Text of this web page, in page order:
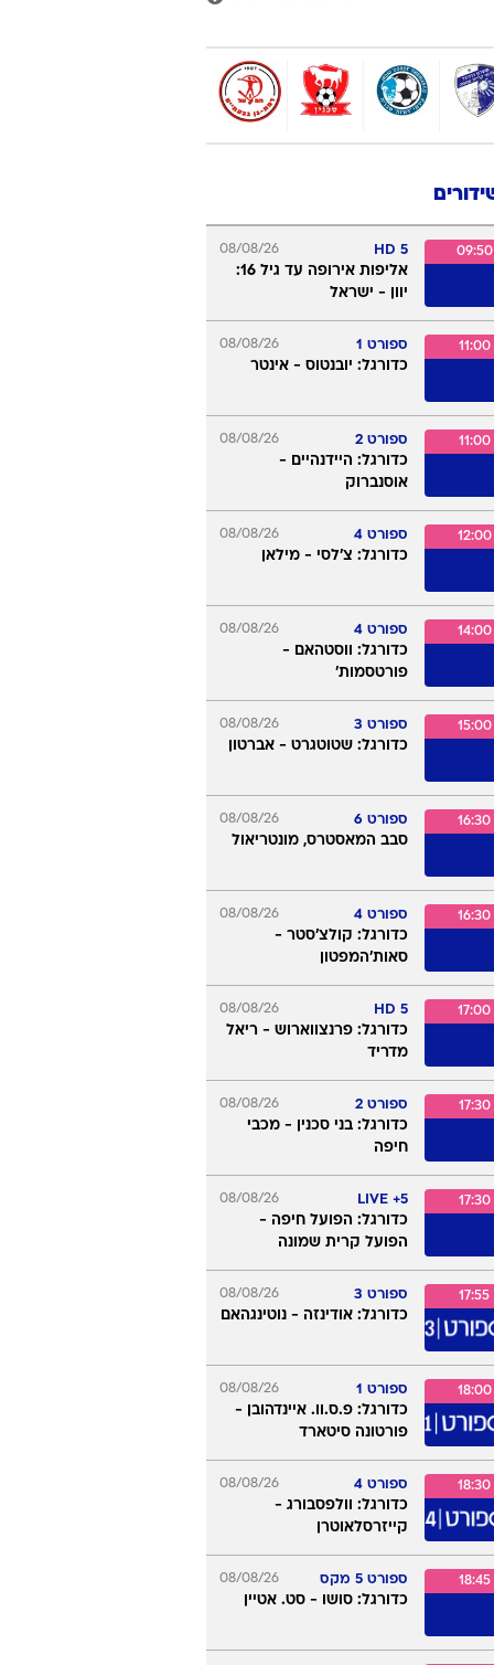
09:50
08/08/26
5 HD
אליפות אירופה עד גיל 16:
יוון - ישראל
11:00
08/08/26
ספורט 1
כדורגל: יובנטוס - אינטר
11:00
08/08/26
ספורט 2
כדורגל: היידנהיים -
אוסנברוק
12:00
08/08/26
ספורט 4
כדורגל: צ'לסי - מילאן
14:00
08/08/26
ספורט 4
כדורגל: ווסטהאם -
פורטסמות'
15:00
08/08/26
ספורט 3
כדורגל: שטוטגרט - אברטון
16:30
08/08/26
ספורט 6
סבב המאסטרס, מונטריאול
16:30
08/08/26
ספורט 4
כדורגל: קולצ'סטר -
סאות'המפטון
17:00
08/08/26
5 HD
כדורגל: פרנצווארוש - ריאל
מדריד
17:30
08/08/26
ספורט 2
כדורגל: בני סכנין - מכבי
חיפה
17:30
08/08/26
5+ LIVE
כדורגל: הפועל חיפה -
הפועל קרית שמונה
17:55
08/08/26
ספורט 3
כדורגל: אודינזה - נוטינגהאם
18:00
08/08/26
ספורט 1
כדורגל: פ.ס.וו. איינדהובן -
פורטונה סיטארד
18:30
08/08/26
ספורט 4
כדורגל: וולפסבורג -
קייזרסלאוטרן
18:45
08/08/26
ספורט 5 מקס
כדורגל: סושו - סט. אטיין